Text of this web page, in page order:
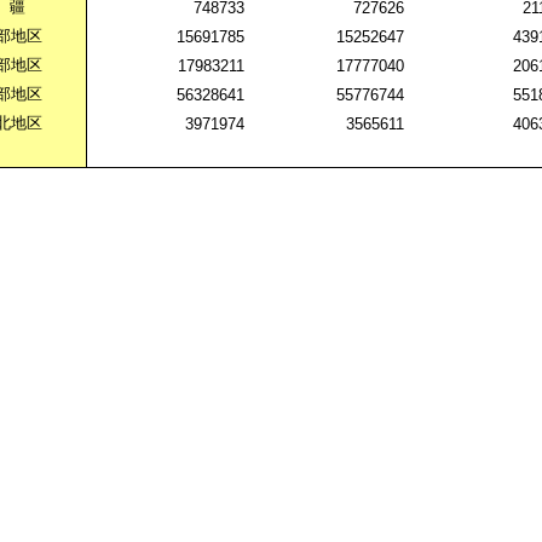
疆 748733 727626
地区
15691785 15252647
地区
17983211 17777040
地区
56328641 55776744
地区
3971974 3565611